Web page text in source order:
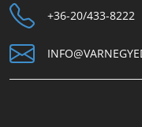
+36-20/433-8222